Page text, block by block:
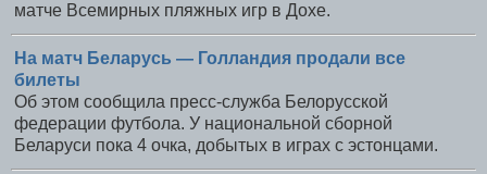
матче Всемирных пляжных игр в Дохе.
На матч Беларусь — Голландия продали все
билеты
Об этом сообщила пресс-служба Белорусской
федерации футбола. У национальной сборной
Беларуси пока 4 очка, добытых в играх с эстонцами.